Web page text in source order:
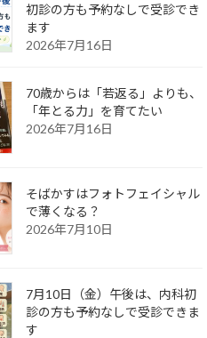
初診の方も予約なしで受診でき
ます
2026年7月16日
70歳からは「若返る」よりも、
「年とる力」を育てたい
2026年7月16日
そばかすはフォトフェイシャル
で薄くなる？
2026年7月10日
7月10日（金）午後は、内科初
診の方も予約なしで受診できま
す